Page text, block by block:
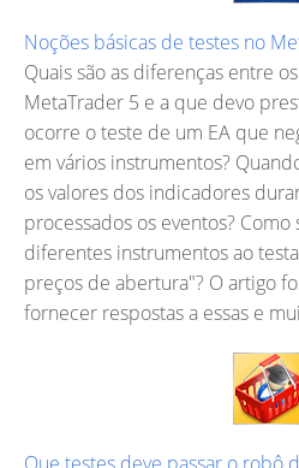
Noções básicas de testes no
Quais são as diferenças entre
MetaTrader 5 e a que devo
ocorre o teste de um EA que
em vários instrumentos?
os valores dos indicadores
processados os eventos?
diferentes instrumentos ao
preços de abertura"? O artigo
fornecer respostas a essas e